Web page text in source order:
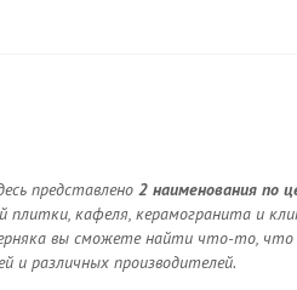
представлено 2 наименования по
кафеля, керамогранита и
вы сможете найти что-то, что
и различных производителей.